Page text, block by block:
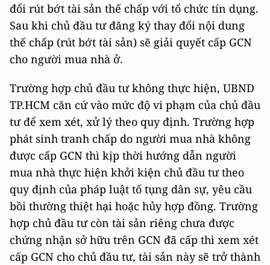
đổi rút bớt tài sản thế chấp với tổ chức tín dụng.
Sau khi chủ đầu tư đăng ký thay đổi nội dung
thế chấp (rút bớt tài sản) sẽ giải quyết cấp GCN
cho người mua nhà ở.
Trường hợp chủ đầu tư không thực hiện, UBND
TP.HCM căn cứ vào mức độ vi phạm của chủ đầu
tư để xem xét, xử lý theo quy định. Trường hợp
phát sinh tranh chấp do người mua nhà không
được cấp GCN thì kịp thời hướng dẫn người
mua nhà thực hiện khởi kiện chủ đầu tư theo
quy định của pháp luật tố tụng dân sự, yêu cầu
bồi thường thiệt hại hoặc hủy hợp đồng. Trường
hợp chủ đầu tư còn tài sản riêng chưa được
chứng nhận sở hữu trên GCN đã cấp thì xem xét
cấp GCN cho chủ đầu tư, tài sản này sẽ trở thành